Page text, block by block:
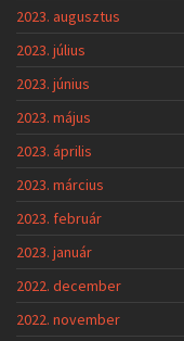
2023. augusztus
2023. július
2023. június
2023. május
2023. április
2023. március
2023. február
2023. január
2022. december
2022. november